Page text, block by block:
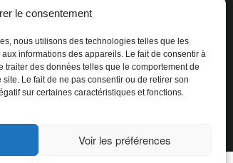
le consentement
nous utilisons des technologies telles que les
informations des appareils. Le fait de consentir à
traiter des données telles que le comportement de
Le fait de ne pas consentir ou de retirer son
sur certaines caractéristiques et fonctions.
Voir les préférences